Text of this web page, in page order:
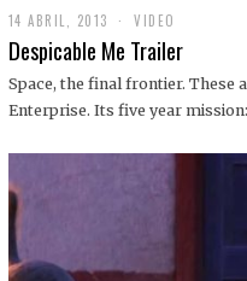
14 ABRIL, 2013
9
D
C
I
1
VIDEO
Despicable Me Trailer
Space, the final frontier. These
Enterprise. Its five year